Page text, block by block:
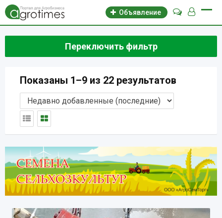
Объявление
Переключить фильтр
Показаны 1–9 из 22 результатов